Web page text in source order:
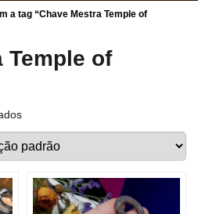
a tag “Chave Mestra Temple of
Temple of